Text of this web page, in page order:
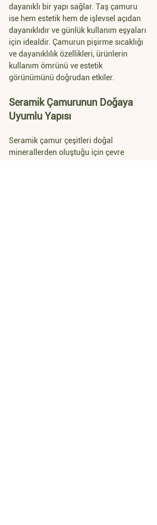
dayanıklı bir yapı sağlar. Taş çamuru
ise hem estetik hem de işlevsel açıdan
dayanıklıdır ve günlük kullanım eşyaları
için idealdir. Çamurun pişirme sıcaklığı
ve dayanıklılık özellikleri, ürünlerin
kullanım ömrünü ve estetik
görünümünü doğrudan etkiler.
Seramik Çamurunun Doğaya
Uyumlu Yapısı
Seramik çamur çeşitleri doğal
minerallerden oluştuğu için çevre